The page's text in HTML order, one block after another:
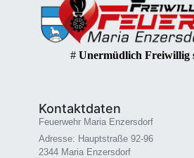
# Unermüdlich Freiwillig
Kontaktdaten
Feuerwehr Maria Enzersdorf
Adresse: Hauptstraße 92-96
2344 Maria Enzersdorf